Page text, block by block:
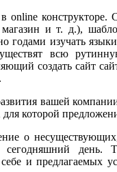
online
и т. д.),
годами изучать
всю
создать сайт
вашей
которой
о
день.
и предлагаемых